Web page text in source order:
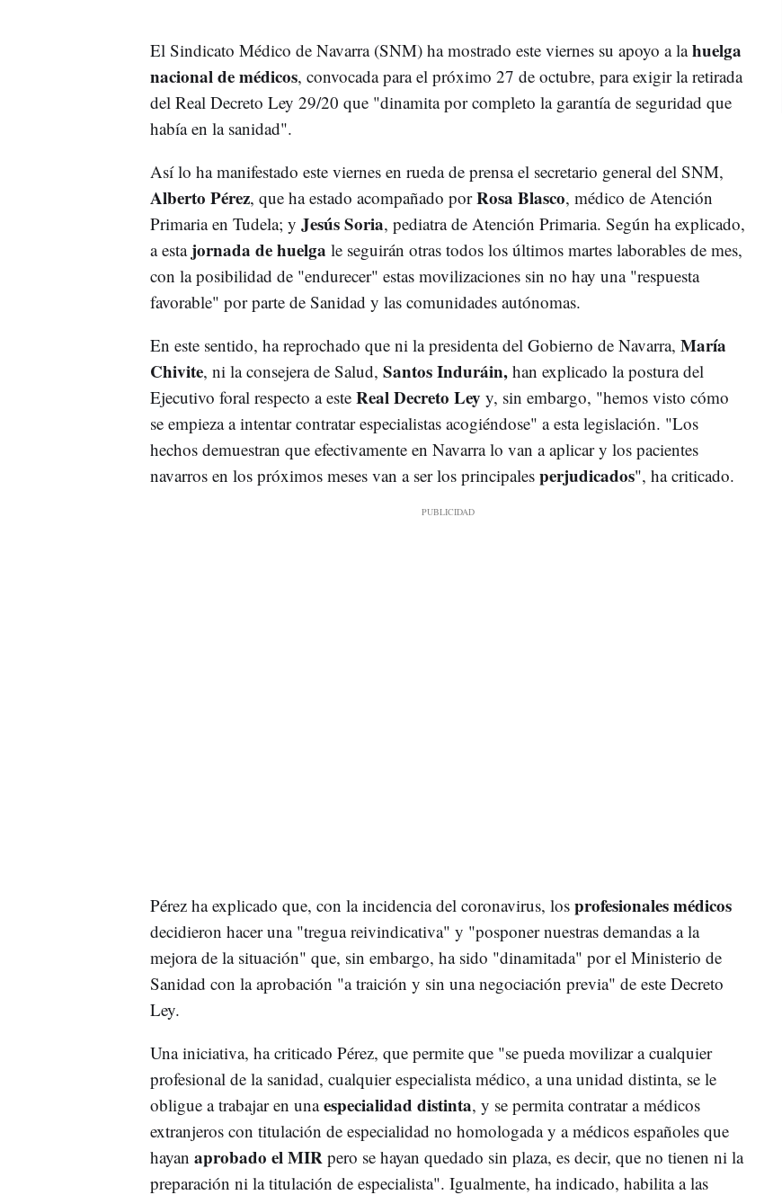
El Sindicato Médico de Navarra (SNM) ha mostrado este viernes su apoyo a lahuelga
nacional de médicos, convocada para el próximo 27 de octubre, para exigir la retirada
del Real Decreto Ley 29/20 que "dinamita por completo la garantía de seguridad que
había en la sanidad".
Así lo ha manifestado este viernes en rueda de prensa el secretario general del SNM,
Alberto Pérez, que ha estado acompañado porRosa Blasco, médico de Atención
Primaria en Tudela; y Jesús Soria, pediatra de Atención Primaria. Según ha explicado,
a estajornada de huelga le seguirán otras todos los últimos martes laborables de mes,
con la posibilidad de "endurecer" estas movilizaciones sin no hay una "respuesta
favorable" por parte de Sanidad y las comunidades autónomas.
En este sentido, ha reprochado que ni la presidenta del Gobierno de Navarra, María
Chivite, ni la consejera de Salud, Santos Induráin,han explicado la postura del
Ejecutivo foral respecto a este Real Decreto Ley y, sin embargo, "hemos visto cómo
se empieza a intentar contratar especialistas acogiéndose" a esta legislación. "Los
hechos demuestran que efectivamente en Navarra lo van a aplicar y los pacientes
navarros en los próximos meses van a ser los principales perjudicados", ha criticado.
Pérez ha explicado que, con la incidencia del coronavirus, losprofesionales médicos
decidieron hacer una "tregua reivindicativa" y "posponer nuestras demandas a la
mejora de la situación" que, sin embargo, ha sido "dinamitada" por el Ministerio de
Sanidad con la aprobación "a traición y sin una negociación previa" de este Decreto
Ley.
Una iniciativa, ha criticado Pérez, que permite que "se pueda movilizar a cualquier
profesional de la sanidad, cualquier especialista médico, a una unidad distinta, se le
obligue a trabajar en unaespecialidad distinta, y se permita contratar a médicos
extranjeros con titulación de especialidad no homologada y a médicos españoles que
hayan aprobado el MIR pero se hayan quedado sin plaza, es decir, que no tienen ni la
preparación ni la titulación de especialista". Igualmente, ha indicado, habilita a las